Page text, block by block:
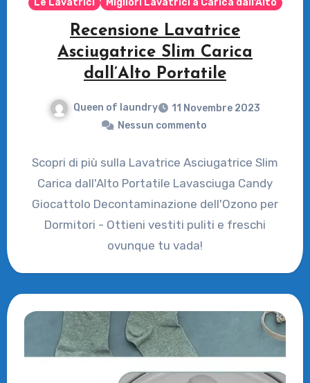
Le Lavatrici Migliori Lavatrici a Carica dall'Alto
Recensione Lavatrice
Asciugatrice Slim Carica
dall’Alto Portatile
Queen of laundry
11 Novembre 2023
Nessun commento
Scopri di più sulla Lavatrice Asciugatrice Slim
Carica dall'Alto Portatile Lavasciuga Candy
Giocattolo Decontaminazione dell'Ozono per
Dormitori - Ottieni vestiti puliti e freschi
ovunque tu vada!